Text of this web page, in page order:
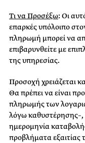
Τι να Προσέξω: Οι
επαρκές υπόλοιπο
πληρωμή μπορεί να
επιβαρυνθείτε με
της υπηρεσίας.
Προσοχή χρειάζεται
Θα πρέπει να είναι
πληρωμής των
λόγω
ημερομηνία
προβλήματα εξαιτίας